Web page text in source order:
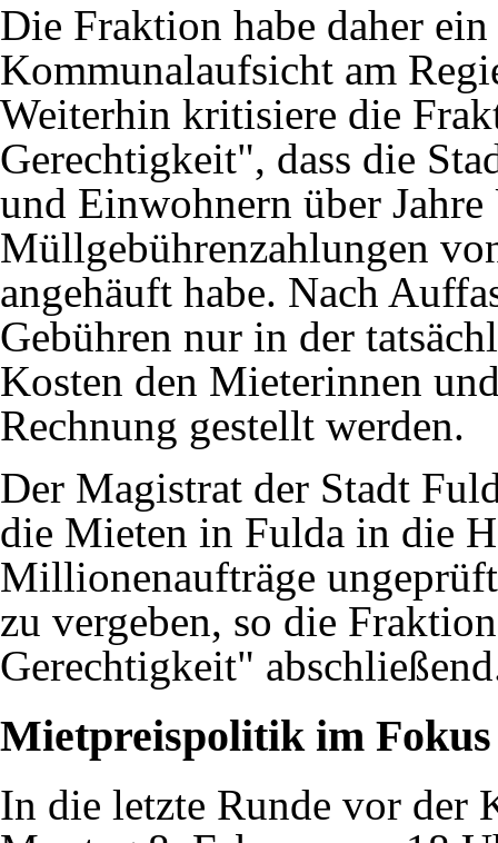
Die Fraktion habe daher
Kommunalaufsicht am
Weiterhin kritisiere die
Gerechtigkeit", dass die
und Einwohnern über Jahre
Müllgebührenzahlungen
angehäuft habe. Nach
Gebühren nur in der
Kosten den Mieterinnen
Rechnung gestellt werden.
Der Magistrat der Stadt
die Mieten in Fulda in die
Millionenaufträge
zu vergeben, so die
Gerechtigkeit"
Mietpreispolitik im Fokus
In die letzte Runde vor der